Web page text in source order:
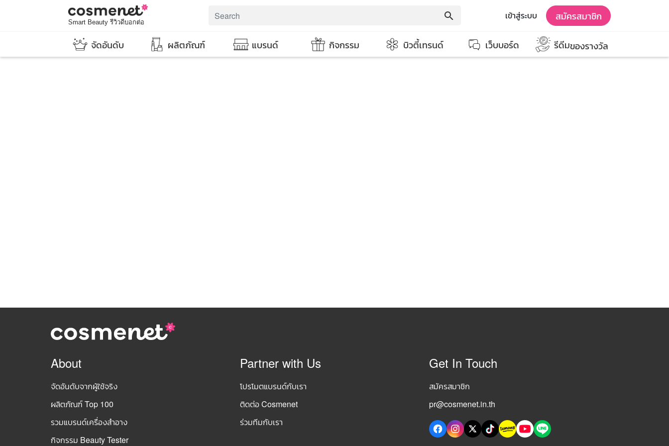
Smart Beauty รีวิวดีบอกต่อ
search เข้าสู่ระบบ สมัครสมาชิก
จัดอันดับ ผลิตภัณฑ์ แบรนด์ กิจกรรม บิวตี้เทรนด์ เว็บบอร์ด รีดีมของรางวัล
About
จัดอันดับจากผู้ใช้จริง
ผลิตภัณฑ์ Top 100
รวมแบรนด์เครื่องสำอาง
กิจกรรม Beauty Tester
Partner with Us
โปรโมตแบรนด์กับเรา
ติดต่อ Cosmenet
ร่วมทีมกับเรา
Get In Touch
สมัครสมาชิก
pr@cosmenet.in.th